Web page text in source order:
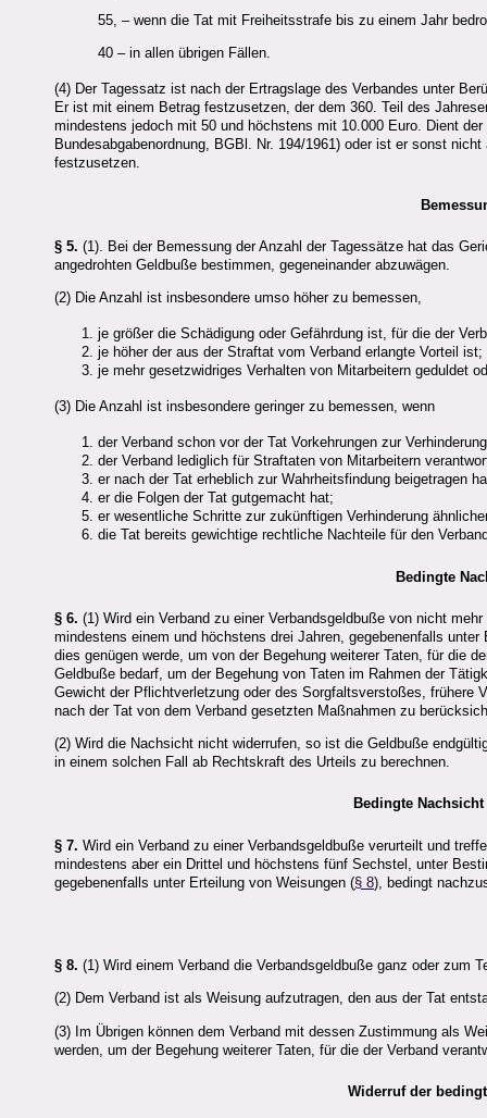
55, – wenn die Tat mit Freiheitsstrafe bis zu einem Jahr
40 – in allen übrigen Fällen.
(4) Der Tagessatz ist nach der Ertragslage des Verbandes unter
Er ist mit einem Betrag festzusetzen, der dem 360. Teil des
mindestens jedoch mit 50 und höchstens mit 10.000 Euro. Dient
Bundesabgabenordnung, BGBl. Nr. 194/1961) oder ist er sonst
festzusetzen.
§ 5. (1). Bei der Bemessung der Anzahl der Tagessätze hat das
angedrohten Geldbuße bestimmen, gegeneinander abzuwägen.
(2) Die Anzahl ist insbesondere umso höher zu bemessen,
je größer die Schädigung oder Gefährdung ist, für die der
je höher der aus der Straftat vom Verband erlangte Vorteil ist;
je mehr gesetzwidriges Verhalten von Mitarbeitern geduldet
(3) Die Anzahl ist insbesondere geringer zu bemessen, wenn
der Verband schon vor der Tat Vorkehrungen zur
der Verband lediglich für Straftaten von Mitarbeitern
er nach der Tat erheblich zur Wahrheitsfindung beigetragen
er die Folgen der Tat gutgemacht hat;
er wesentliche Schritte zur zukünftigen Verhinderung
die Tat bereits gewichtige rechtliche Nachteile für den
Bedingte
§ 6. (1) Wird ein Verband zu einer Verbandsgeldbuße von nicht
mindestens einem und höchstens drei Jahren, gegebenenfalls unter
dies genügen werde, um von der Begehung weiterer Taten, für die
Geldbuße bedarf, um der Begehung von Taten im Rahmen der
Gewicht der Pflichtverletzung oder des Sorgfaltsverstoßes, frühere
nach der Tat von dem Verband gesetzten Maßnahmen zu
(2) Wird die Nachsicht nicht widerrufen, so ist die Geldbuße
in einem solchen Fall ab Rechtskraft des Urteils zu berechnen.
Bedingte
§ 7. Wird ein Verband zu einer Verbandsgeldbuße verurteilt und
mindestens aber ein Drittel und höchstens fünf Sechstel, unter
gegebenenfalls unter Erteilung von Weisungen (§ 8), bedingt
§ 8. (1) Wird einem Verband die Verbandsgeldbuße ganz oder zum
(2) Dem Verband ist als Weisung aufzutragen, den aus der Tat
(3) Im Übrigen können dem Verband mit dessen Zustimmung als
werden, um der Begehung weiterer Taten, für die der Verband
Widerruf der